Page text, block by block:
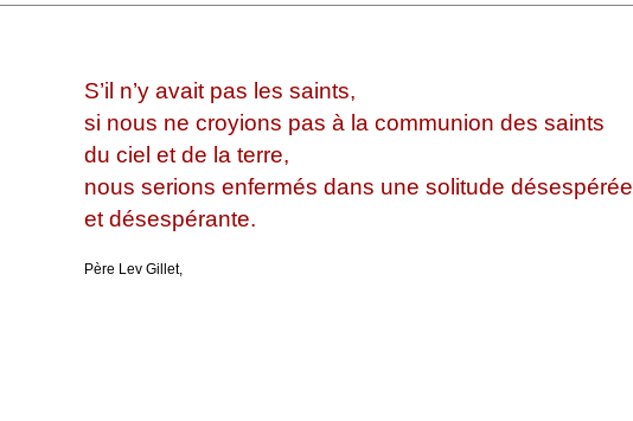
S’il n’y avait pas les saints,
si nous ne croyions pas à la communion des saints
du ciel et de la terre,
nous serions enfermés dans une solitude désespérée
et désespérante.
Père Lev Gillet,